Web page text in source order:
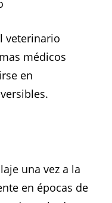
veterinario
médicos
en
una vez a la
en épocas de